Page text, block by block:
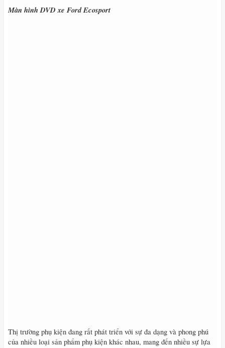
Màn hình DVD xe Ford Ecosport
Thị trường phụ kiện đang rất phát triển với sự đa dạng và phong phú
của nhiều loại sản phẩm phụ kiện khác nhau, mang đến nhiều sự lựa